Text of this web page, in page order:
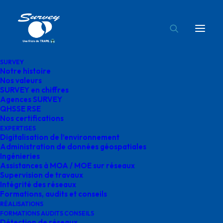
SURVEY
Notre histoire
Nos valeurs
SURVEY en chiffres
Agences SURVEY
QHSSE RSE
Nos certifications
EXPERTISES
Digitalisation de l’environnement
Administration de données géospatiales
Ingénieries
Assistances à MOA / MOE sur réseaux
Supervision de travaux
Intégrité des réseaux
Formations, audits et conseils
RÉALISATIONS
FORMATIONS AUDITS CONSEILS
Accueil
Ingénierie eau survey
octobre 6, 2025 | Byo.bensoussan@gegg.fr